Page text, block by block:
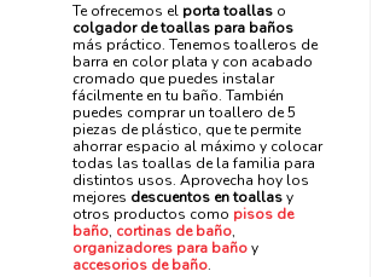
Te ofrecemos el porta toallas o
colgador de toallas para baños
más práctico. Tenemos toalleros de
barra en color plata y con acabado
cromado que puedes instalar
fácilmente en tu baño. También
puedes comprar un toallero de 5
piezas de plástico, que te permite
ahorrar espacio al máximo y colocar
todas las toallas de la familia para
distintos usos. Aprovecha hoy los
mejores descuentos en toallasy
otros productos como pisos de
baño, cortinas de baño,
organizadores para bañoy
accesorios de baño.